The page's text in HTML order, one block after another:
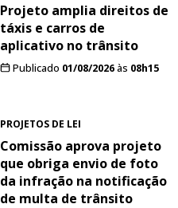
Projeto amplia direitos de
táxis e carros de
aplicativo no trânsito
Publicado 01/08/2026às 08h15
PROJETOS DE LEI
Comissão aprova projeto
que obriga envio de foto
da infração na notificação
de multa de trânsito